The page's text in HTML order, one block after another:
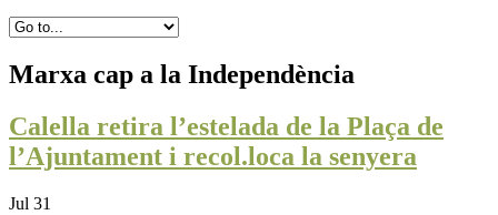
Marxa cap a la Independència
Calella retira l’estelada de la Plaça de
l’Ajuntament i recol.loca la senyera
Jul 31